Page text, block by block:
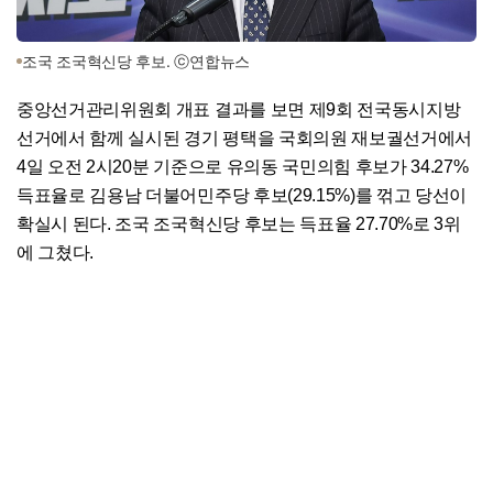
조국 조국혁신당 후보. ⓒ연합뉴스
중앙선거관리위원회 개표 결과를 보면 제9회 전국동시지방
선거에서 함께 실시된 경기 평택을 국회의원 재보궐선거에서
4일 오전 2시20분 기준으로 유의동 국민의힘 후보가 34.27%
득표율로 김용남 더불어민주당 후보(29.15%)를 꺾고 당선이
확실시 된다. 조국 조국혁신당 후보는 득표율 27.70%로 3위
에 그쳤다.